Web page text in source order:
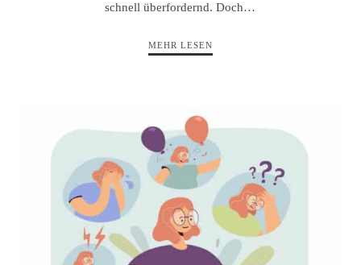
schnell überfordernd. Doch…
MEHR LESEN